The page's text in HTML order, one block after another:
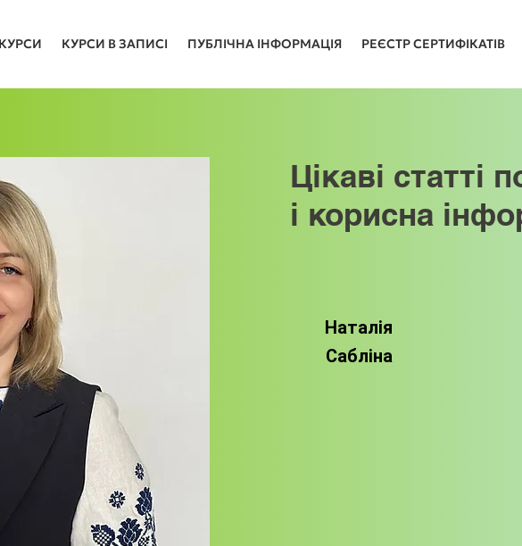
КУРСИ КУРСИ В ЗАПИСІ ПУБЛІЧНА ІНФОРМАЦІЯ РЕЄСТР СЕРТИФІКАТІВ
Цікаві статті
Цікаві статті
і корисна
Наталія
Сабліна